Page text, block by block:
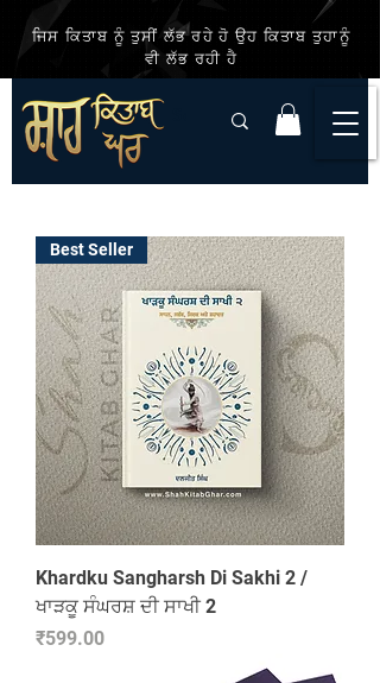
ਜਿਸ ਕਿਤਾਬ ਨੂੰ ਤੁਸੀਂ ਲੱਭ ਰਹੇ ਹੋ ਉਹ ਕਿਤਾਬ ਤੁਹਾਨੂੰ
ਵੀ ਲੱਭ ਰਹੀ ਹੈ
Best Seller
Khardku Sangharsh Di Sakhi 2 /
ਖਾੜਕੂ ਸੰਘਰਸ਼ ਦੀ ਸਾਖੀ 2
Price
₹599.00